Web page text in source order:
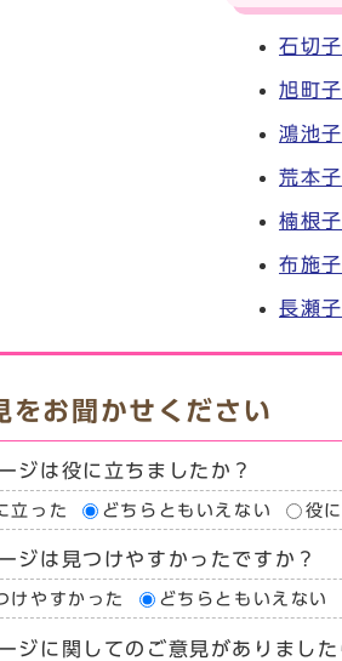
石切
旭町
鴻池
荒本
楠根
布施
長瀬
をお聞かせください
ジは役に立ちましたか？
立った どちらともいえない 役
ジは見つけやすかったですか？
けやすかった どちらともいえない
ジに関してのご意見がありまし